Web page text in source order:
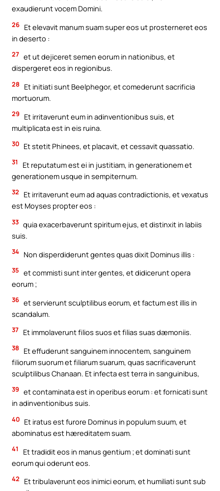
exaudierunt vocem Domini.
26 Et elevavit manum suam super eos ut prosterneret eos
in deserto :
27 et ut dejiceret semen eorum in nationibus, et
dispergeret eos in regionibus.
28
Et initiati sunt Beelphegor, et comederunt sacrificia
mortuorum.
29
Et irritaverunt eum in adinventionibus suis, et
multiplicata est in eis ruina.
30 Et stetit Phinees, et placavit, et cessavit quassatio.
31
Et reputatum est ei in justitiam, in generationem et
generationem usque in sempiternum.
32
Et irritaverunt eum ad aquas contradictionis, et vexatus
est Moyses propter eos :
33 quia exacerbaverunt spiritum ejus, et distinxit in labiis
suis.
34 Non disperdiderunt gentes quas dixit Dominus illis :
35 et commisti sunt inter gentes, et didicerunt opera
eorum ;
36 et servierunt sculptilibus eorum, et factum est illis in
scandalum.
37 Et immolaverunt filios suos et filias suas dæmoniis.
38
Et effuderunt sanguinem innocentem, sanguinem
filiorum suorum et filiarum suarum, quas sacrificaverunt
sculptilibus Chanaan. Et infecta est terra in sanguinibus,
39 et contaminata est in operibus eorum : et fornicati sunt
in adinventionibus suis.
40 Et iratus est furore Dominus in populum suum, et
abominatus est hæreditatem suam.
41
Et tradidit eos in manus gentium ; et dominati sunt
eorum qui oderunt eos.
42
Et tribulaverunt eos inimici eorum, et humiliati sunt sub